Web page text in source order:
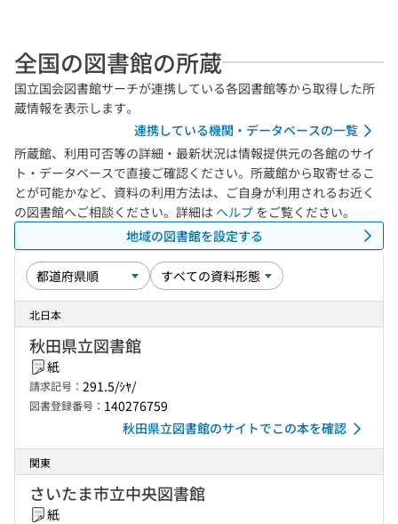
全国の図書館の所蔵
国立国会図書館サーチが連携している各図書館等から取得した所
蔵情報を表示します。
連携している機関・データベースの一覧
所蔵館、利用可否等の詳細・最新状況は情報提供元の各館のサイ
ト・データベースで直接ご確認ください。所蔵館から取寄せるこ
とが可能かなど、資料の利用方法は、ご自身が利用されるお近く
の図書館へご相談ください。詳細は ヘルプ をご覧ください。
地域の図書館を設定する
北日本
秋田県立図書館
紙
請求記号： 291.5/ｼﾔ/
図書登録番号： 140276759
秋田県立図書館のサイトでこの本を確認
関東
さいたま市立中央図書館
紙